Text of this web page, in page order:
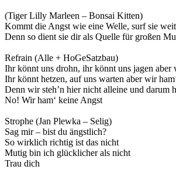
(Tiger Lilly Marleen – Bonsai Kitten)
Kommt die Angst wie eine Welle, surf sie
Denn so dient sie dir als Quelle für großen
Refrain (Alle + HoGeSatzbau)
Ihr könnt uns drohn, ihr könnt uns jagen aber
Ihr könnt hetzen, auf uns warten aber wir
Denn wir steh’n hier nicht alleine und darum
No! Wir ham‘ keine Angst
Strophe (Jan Plewka – Selig)
Sag mir – bist du ängstlich?
So wirklich richtig ist das nicht
Mutig bin ich glücklicher als nicht
Trau dich